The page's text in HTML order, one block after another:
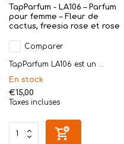
TapParfum - LA106 – Parfum
pour femme – Fleur de
cactus, freesia rose et rose
Comparer
TapParfum LA106 est un ...
En stock
€15,00
Taxes incluses